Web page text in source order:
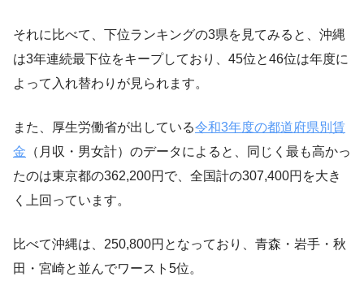
それに比べて、下位ランキングの3県を見てみると、沖縄
は3年連続最下位をキープしており、45位と46位は年度に
よって入れ替わりが見られます。
また、厚生労働省が出している令和3年度の都道府県別賃
金 （月収・男女計）のデータによると、同じく最も高かっ
たのは東京都の362,200円で、全国計の307,400円を大き
く上回っています。
比べて沖縄は、250,800円となっており、青森・岩手・秋
田・宮崎と並んでワースト5位。